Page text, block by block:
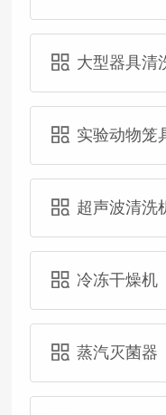
大型器具清
实验动物笼
超声波清洗
冷冻干燥机
蒸汽灭菌器